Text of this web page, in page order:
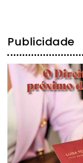
Publicidade